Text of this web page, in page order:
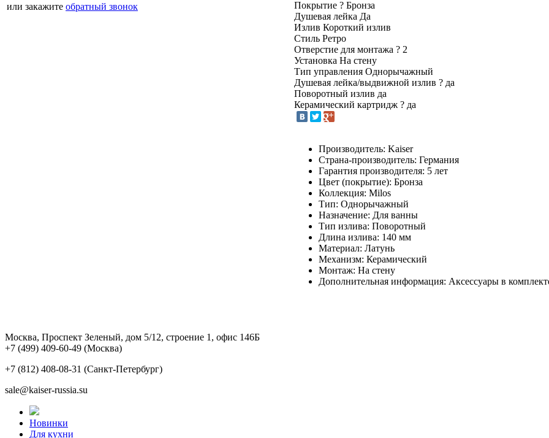
или закажите обратный звонок
Покрытие ? Бронза
Душевая лейка Да
Излив Короткий излив
Стиль Ретро
Отверстие для монтажа ? 2
Установка На стену
Тип управления Однорычажный
Душевая лейка/выдвижной излив ? да
Поворотный излив да
Керамический картридж ? да
Производитель: Kaiser
Страна-производитель: Германия
Гарантия производителя: 5 лет
Цвет (покрытие): Бронза
Коллекция: Milos
Тип: Однорычажный
Назначение: Для ванны
Тип излива: Поворотный
Длина излива: 140 мм
Материал: Латунь
Механизм: Керамический
Монтаж: На стену
Дополнительная информация: Аксессуары в
Москва, Проспект Зеленый, дом 5/12, строение 1, офис 146Б
+7 (499) 409-60-49 (Москва)
+7 (812) 408-08-31 (Санкт-Петербург)
sale@kaiser-russia.su
Новинки
Для кухни